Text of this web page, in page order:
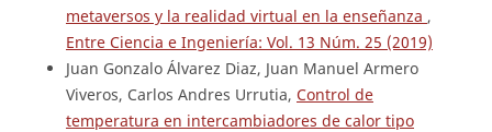
metaversos y la realidad virtual en la enseñanza ,
Entre Ciencia e Ingeniería: Vol. 13 Núm. 25 (2019)
Juan Gonzalo Álvarez Diaz, Juan Manuel Armero
Viveros, Carlos Andres Urrutia, Control de
temperatura en intercambiadores de calor tipo